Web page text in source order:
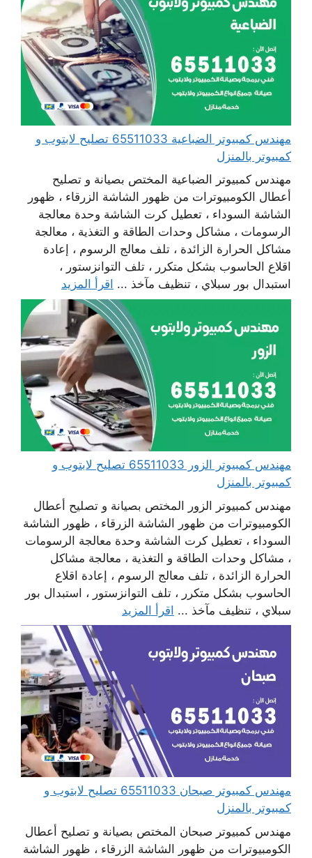
مهندس كمبيوتر الضباعية 65511033 تصليح لابتوب و
كمبيوتر بالمنزل
مهندس كمبيوتر الضباعية المختص بصيانة و تصليح
أعطال الكومبيوترات من ظهور الشاشة الزرقاء ، ظهور
الشاشة السوداء ، تعطيل كرت الشاشة وحدة معالجة
الرسومات ، مشاكل وحدات الطاقة و التغذية ، معالجة
مشاكل الحرارة الزائدة ، تلف معالج الرسوم ، إعادة
اقلاع الحاسوب بشكل متكرر ، تلف التوانزستور ،
استبدال بور سبلاي ، تنظيف مآخذ ... اقرأ المزيد
مهندس كمبيوتر الزور 65511033 تصليح لابتوب و
كمبيوتر بالمنزل
مهندس كمبيوتر الزور المختص بصيانة و تصليح أعطال
الكومبيوترات من ظهور الشاشة الزرقاء ، ظهور الشاشة
السوداء ، تعطيل كرت الشاشة وحدة معالجة الرسومات
، مشاكل وحدات الطاقة و التغذية ، معالجة مشاكل
الحرارة الزائدة ، تلف معالج الرسوم ، إعادة اقلاع
الحاسوب بشكل متكرر ، تلف التوانزستور ، استبدال بور
سبلاي ، تنظيف مآخذ ... اقرأ المزيد
مهندس كمبيوتر صبحان 65511033 تصليح لابتوب و
كمبيوتر بالمنزل
مهندس كمبيوتر صبحان المختص بصيانة و تصليح أعطال
الكومبيوترات من ظهور الشاشة الزرقاء ، ظهور الشاشة